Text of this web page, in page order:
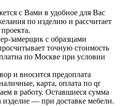
с Вами в удобное для Вас
по изделию и рассчитает
замерщик с образцами
точную стоимость
по Москве при условии
и вносится предоплата
карта, оплата по qr
в работу. Оставшиеся сумма
изделие — при доставке мебели.